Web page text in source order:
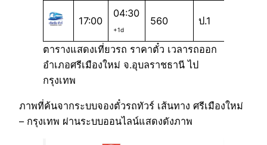
17:00
04:30
+1d
560 ป.1
ตารางแสดงเที่ยวรถ ราคาตั๋ว เวลารถออก
อำเภอศรีเมืองใหม่ จ.อุบลราชธานี ไป
กรุงเทพ
ภาพที่ค้นจากระบบจองตั๋วรถทัวร์ เส้นทาง ศรีเมืองใหม่
– กรุงเทพ ผ่านระบบออนไลน์แสดงดังภาพ